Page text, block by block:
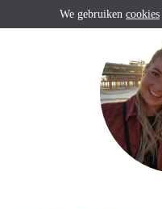
We gebruiken cookies